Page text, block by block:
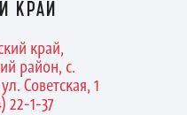
край
край,
район, с.
Советская, 1
22-1-37